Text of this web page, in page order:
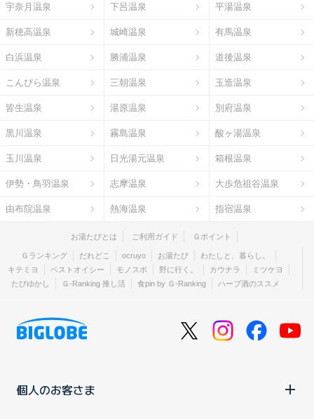
宇奈月温泉 下呂温泉 平湯温泉
新穂高温泉 城崎温泉 有馬温泉
白浜温泉 勝浦温泉 道後温泉
こんぴら温泉 三朝温泉 玉造温泉
皆生温泉 湯原温泉 別府温泉
黒川温泉 霧島温泉 酸ヶ湯温泉
玉川温泉 日光湯元温泉 箱根温泉
伊勢・鳥羽温泉 志摩温泉 大歩危祖谷温泉
由布院温泉 熱海温泉 指宿温泉
お湯たびとは ご利用ガイド Ｇポイント
Ｇランキング だれどこ ocruyo お湯たび
わたしと、暮らし。
キテミヨ
ベストオイシー モノスポ 野に行く。 カウナラ
ミツケヨ
たびゆかし
Ｇ-Ranking 推し活 食pin by Ｇ-Ranking ハーブ酒のススメ
個人のお客さま